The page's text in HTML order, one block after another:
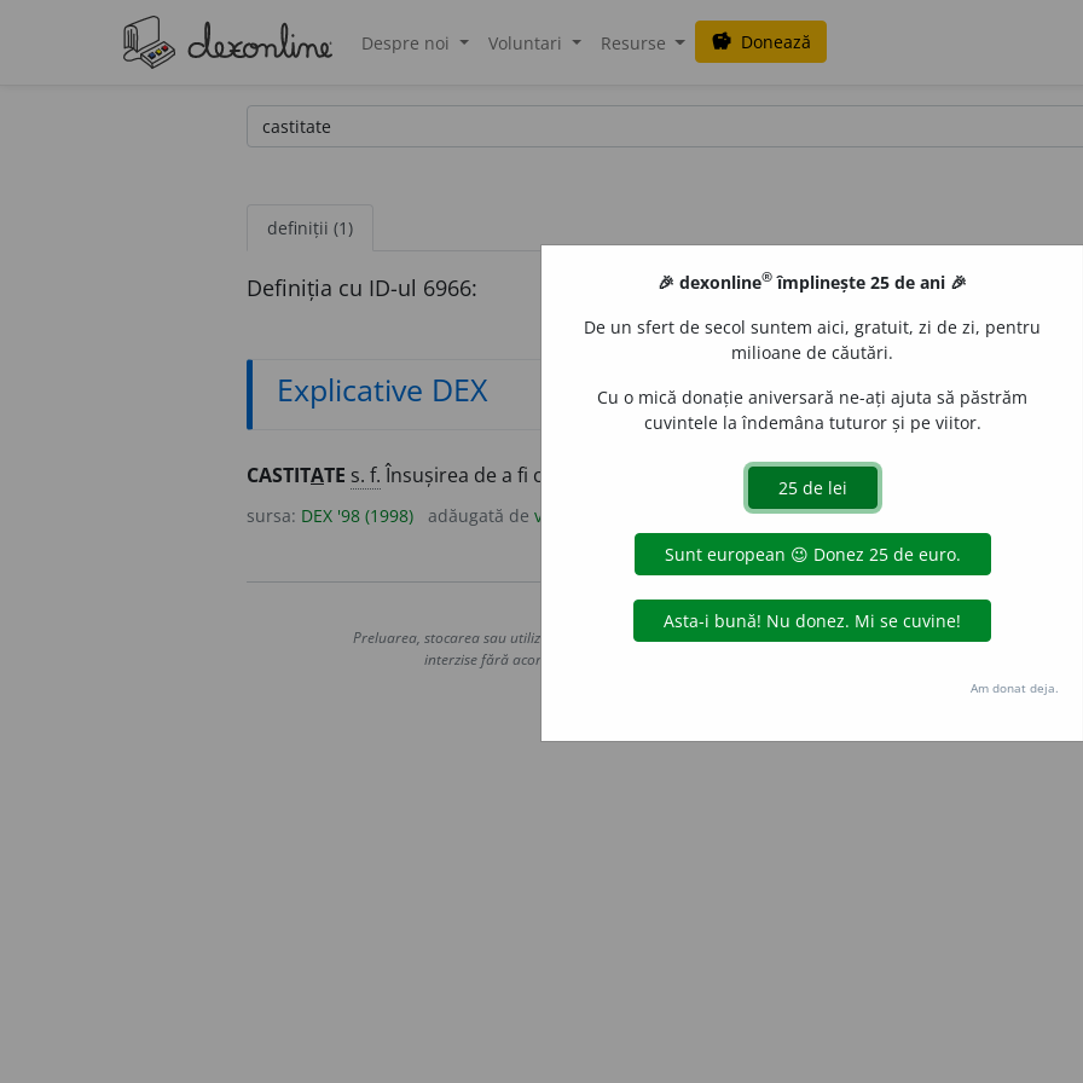
Despre noi Voluntari Resurse savings Donează
definiții (1)
Definiția cu ID-ul 6966:
Explicative DEX
CASTITATE s. f.Însușirea de a fi cast; virtute, feciorie , nevinovăție. – Din
sursa: DEX '98 (1998) adăugată de valeriu
Copyright © 2004-2026 dexonline (https://dexonline.ro)
Preluarea, stocarea sau utilizarea datelor de pe acest site, inclusiv prin orice metode de extragere automată
interzise fără acordul nostru prealabil scris, cu excepția seturilor de date oferite oficial spre utilizare
Hosterion
🎉 dexonline® împlinește 25 de ani 🎉
De un sfert de secol suntem aici, gratuit, zi de zi, pentru
milioane de căutări.
Cu o mică donație aniversară ne-ați ajuta să păstrăm
cuvintele la îndemâna tuturor și pe viitor.
Am donat deja.